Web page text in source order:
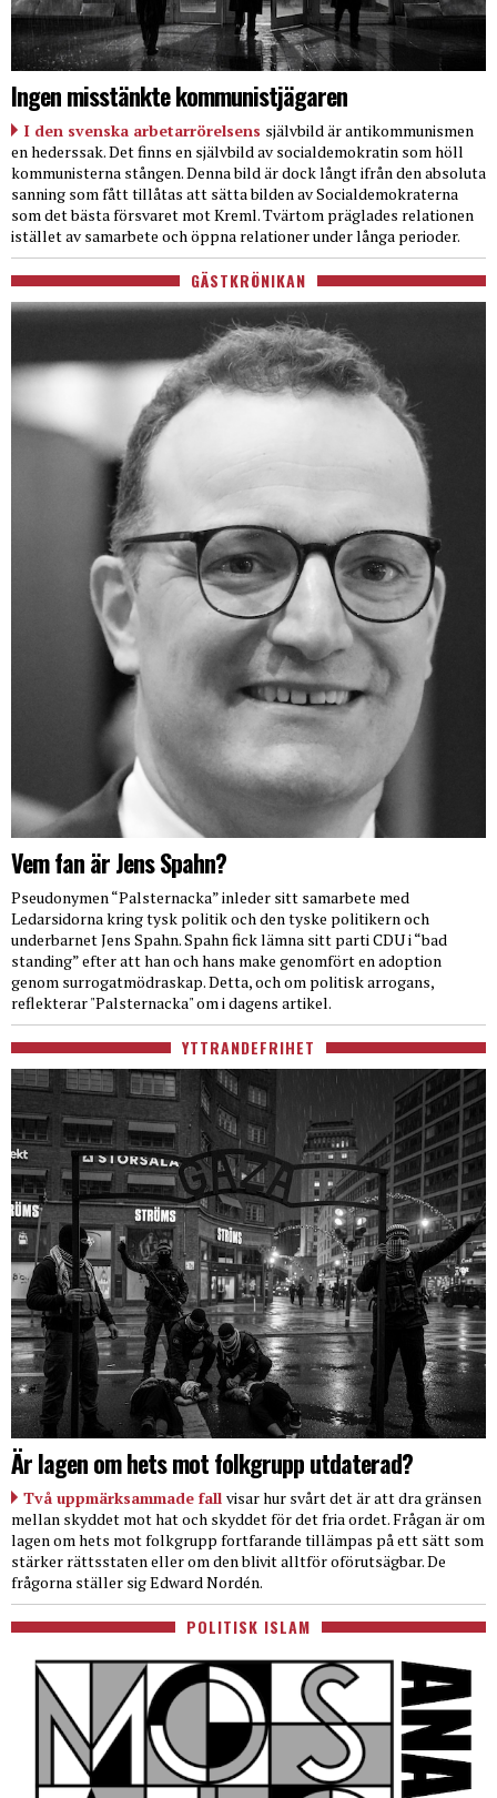
Ingen misstänkte kommunistjägaren
I den svenska arbetarrörelsens självbild är antikommunismen
en hederssak. Det finns en självbild av socialdemokratin som höll
kommunisterna stången. Denna bild är dock långt ifrån den absoluta
sanning som fått tillåtas att sätta bilden av Socialdemokraterna
som det bästa försvaret mot Kreml. Tvärtom präglades relationen
istället av samarbete och öppna relationer under långa perioder.
GÄSTKRÖNIKAN
Vem fan är Jens Spahn?
Pseudonymen “Palsternacka” inleder sitt samarbete med
Ledarsidorna kring tysk politik och den tyske politikern och
underbarnet Jens Spahn. Spahn fick lämna sitt parti CDU i “bad
standing” efter att han och hans make genomfört en adoption
genom surrogatmödraskap. Detta, och om politisk arrogans,
reflekterar "Palsternacka" om i dagens artikel.
YTTRANDEFRIHET
Är lagen om hets mot folkgrupp utdaterad?
Två uppmärksammade fall visar hur svårt det är att dra gränsen
mellan skyddet mot hat och skyddet för det fria ordet. Frågan är om
lagen om hets mot folkgrupp fortfarande tillämpas på ett sätt som
stärker rättsstaten eller om den blivit alltför oförutsägbar. De
frågorna ställer sig Edward Nordén.
POLITISK ISLAM